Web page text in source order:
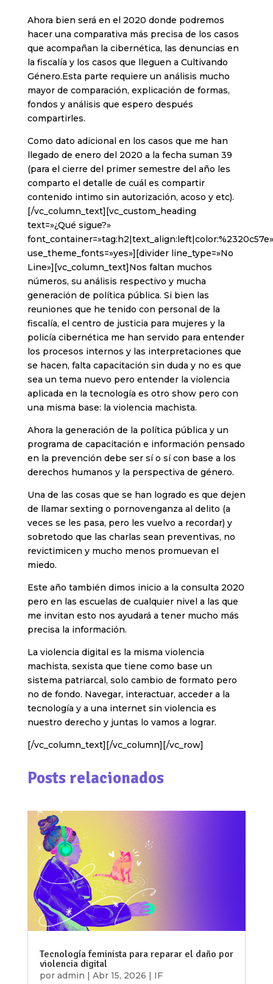
Ahora bien será en el 2020 donde podremos
hacer una comparativa más precisa de los casos
que acompañan la cibernética, las denuncias en
la fiscalía y los casos que lleguen a Cultivando
Género.Esta parte requiere un análisis mucho
mayor de comparación, explicación de formas,
fondos y análisis que espero después
compartirles.
Como dato adicional en los casos que me han
llegado de enero del 2020 a la fecha suman 39
(para el cierre del primer semestre del año les
comparto el detalle de cuál es compartir
contenido intimo sin autorización, acoso y etc).
[/vc_column_text][vc_custom_heading
text=»¿Qué sigue?»
font_container=»tag:h2|text_align:left|color:%2320c57e»
use_theme_fonts=»yes»][divider line_type=»No
Line»][vc_column_text]Nos faltan muchos
números, su análisis respectivo y mucha
generación de política pública. Si bien las
reuniones que he tenido con personal de la
fiscalía, el centro de justicia para mujeres y la
policía cibernética me han servido para entender
los procesos internos y las interpretaciones que
se hacen, falta capacitación sin duda y no es que
sea un tema nuevo pero entender la violencia
aplicada en la tecnología es otro show pero con
una misma base: la violencia machista.
Ahora la generación de la política pública y un
programa de capacitación e información pensado
en la prevención debe ser sí o sí con base a los
derechos humanos y la perspectiva de género.
Una de las cosas que se han logrado es que dejen
de llamar sexting o pornovenganza al delito (a
veces se les pasa, pero les vuelvo a recordar) y
sobretodo que las charlas sean preventivas, no
revictimicen y mucho menos promuevan el
miedo.
Este año también dimos inicio a la consulta 2020
pero en las escuelas de cualquier nivel a las que
me invitan esto nos ayudará a tener mucho más
precisa la información.
La violencia digital es la misma violencia
machista, sexista que tiene como base un
sistema patriarcal, solo cambio de formato pero
no de fondo. Navegar, interactuar, acceder a la
tecnología y a una internet sin violencia es
nuestro derecho y juntas lo vamos a lograr.
[/vc_column_text][/vc_column][/vc_row]
Posts relacionados
Tecnología feminista para reparar el daño por
violencia digital
por admin | Abr 15, 2026 | IF